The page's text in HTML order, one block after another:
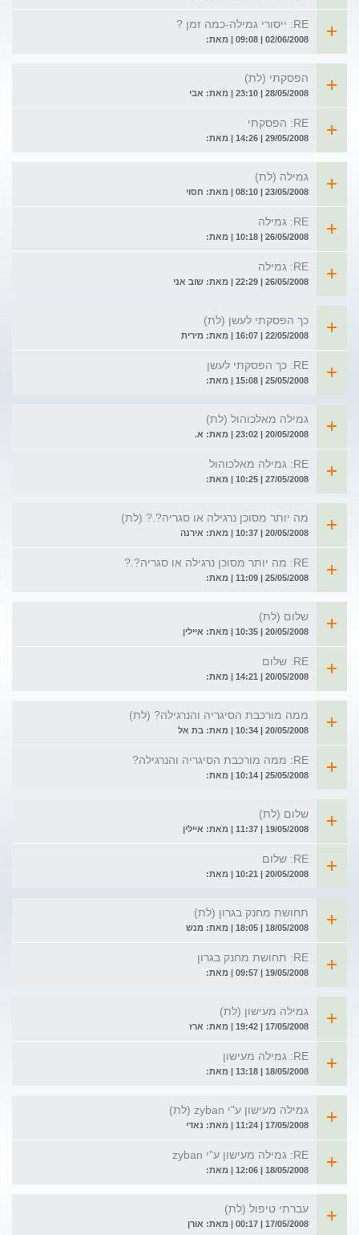
RE: ייסורי גמילה-כמה זמן ?
02/06/2008 | 09:08 | מאת:
הפסקתי (לת)
28/05/2008 | 23:10 | מאת: אבי
RE: הפסקתי
29/05/2008 | 14:26 | מאת:
גמילה (לת)
23/05/2008 | 08:10 | מאת: חסוי
RE: גמילה
26/05/2008 | 10:18 | מאת:
RE: גמילה
26/05/2008 | 22:29 | מאת: שוב אני
כך הפסקתי לעשן (לת)
22/05/2008 | 16:07 | מאת: מירית
RE: כך הפסקתי לעשן
25/05/2008 | 15:08 | מאת:
גמילה מאלכוהול (לת)
20/05/2008 | 23:02 | מאת: א.
RE: גמילה מאלכוהול
27/05/2008 | 10:25 | מאת:
מה יותר מסוכן נרגילה או סגריה?.? (לת)
20/05/2008 | 10:37 | מאת: אירנה
RE: מה יותר מסוכן נרגילה או סגריה?.?
25/05/2008 | 11:09 | מאת:
שלום (לת)
20/05/2008 | 10:35 | מאת: איילין
RE: שלום
20/05/2008 | 14:21 | מאת:
ממה מורכבת הסיגריה והנרגילה? (לת)
20/05/2008 | 10:34 | מאת: בת אל
RE: ממה מורכבת הסיגריה והנרגילה?
25/05/2008 | 10:14 | מאת:
שלום (לת)
19/05/2008 | 11:37 | מאת: איילין
RE: שלום
20/05/2008 | 10:21 | מאת:
תחושת מחנק בגרון (לת)
18/05/2008 | 18:05 | מאת: מנש
RE: תחושת מחנק בגרון
19/05/2008 | 09:57 | מאת:
גמילה מעישון (לת)
17/05/2008 | 19:42 | מאת: ארז
RE: גמילה מעישון
18/05/2008 | 13:18 | מאת:
גמילה מעישון ע"י zyban (לת)
17/05/2008 | 11:24 | מאת: נאדי
RE: גמילה מעישון ע"י zyban
18/05/2008 | 12:06 | מאת:
עברתי טיפול (לת)
17/05/2008 | 00:17 | מאת: אורן